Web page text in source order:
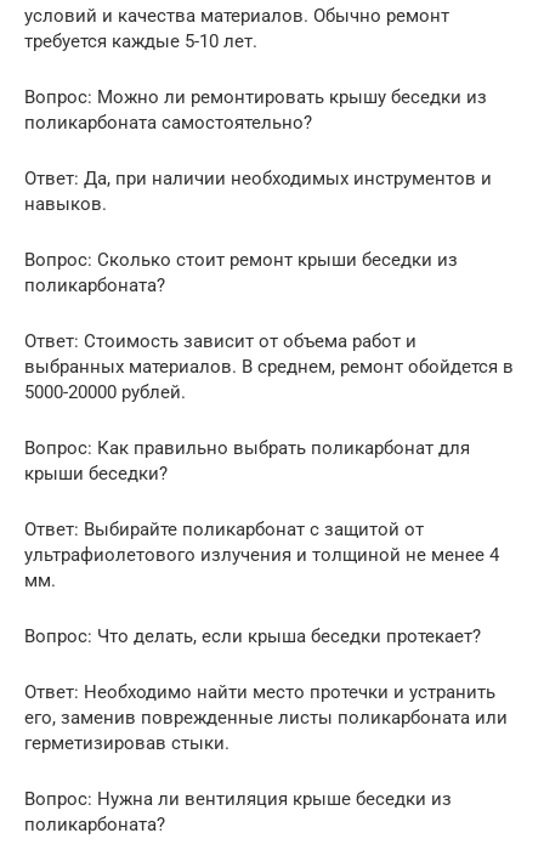
условий и качества материалов. Обычно ремонт
требуется каждые 5-10 лет.
Вопрос: Можно ли ремонтировать крышу беседки из
поликарбоната самостоятельно?
Ответ: Да, при наличии необходимых инструментов и
навыков.
Вопрос: Сколько стоит ремонт крыши беседки из
поликарбоната?
Ответ: Стоимость зависит от объема работ и
выбранных материалов. В среднем, ремонт обойдется в
5000-20000 рублей.
Вопрос: Как правильно выбрать поликарбонат для
крыши беседки?
Ответ: Выбирайте поликарбонат с защитой от
ультрафиолетового излучения и толщиной не менее 4
мм.
Вопрос: Что делать, если крыша беседки протекает?
Ответ: Необходимо найти место протечки и устранить
его, заменив поврежденные листы поликарбоната или
герметизировав стыки.
Вопрос: Нужна ли вентиляция крыше беседки из
поликарбоната?